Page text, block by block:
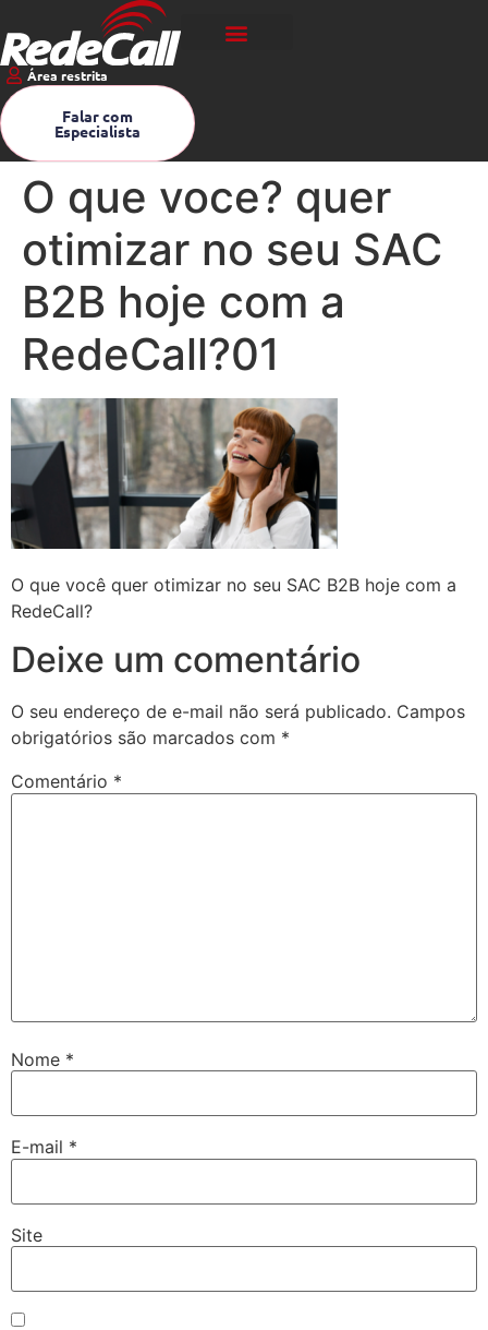
Área restrita
Falar com
Especialista
O que voce? quer
otimizar no seu SAC
B2B hoje com a
RedeCall?01
O que você quer otimizar no seu SAC B2B hoje com a
RedeCall?
Deixe um comentário
O seu endereço de e-mail não será publicado. Campos
obrigatórios são marcados com *
Comentário *
Nome *
E-mail *
Site